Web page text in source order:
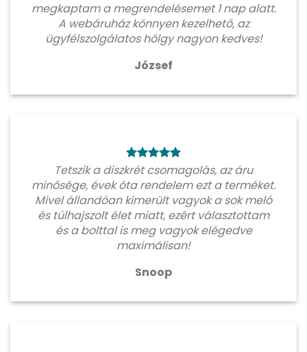
megkaptam a megrendelésemet 1 nap alatt.
A webáruház könnyen kezelhető, az
ügyfélszolgálatos hölgy nagyon kedves!
József
Tetszik a diszkrét csomagolás, az áru
minősége, évek óta rendelem ezt a terméket.
Mivel állandóan kimerült vagyok a sok meló
és túlhajszolt élet miatt, ezért választottam
és a bolttal is meg vagyok elégedve
maximálisan!
Snoop